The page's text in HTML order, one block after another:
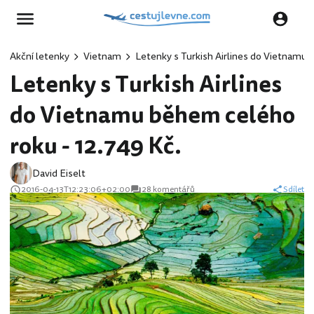
Akční letenky Vietnam Letenky s Turkish Airlines do Vietnamu
Letenky s Turkish Airlines
do Vietnamu během celého
roku - 12.749 Kč.
David Eiselt
2016-04-13T12:23:06+02:00 28 komentářů Sdílet